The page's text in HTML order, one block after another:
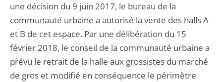
une décision du 9 juin 2017, le bureau de la
communauté urbaine a autorisé la vente des halls A
et B de cet espace. Par une délibération du 15
février 2018, le conseil de la communauté urbaine a
prévu le retrait de la halle aux grossistes du marché
de gros et modifié en conséquence le périmètre